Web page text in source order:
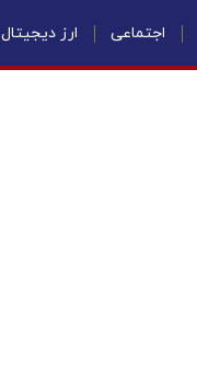
اجتماعی ارز دیجیتال